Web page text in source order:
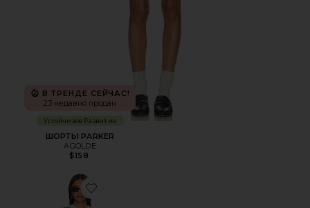
В ТРЕНДЕ СЕЙЧАС!
23 недавно продан
Устойчивое Развитие
ШОРТЫ PARKER
AGOLDE
$158
Favorite КОМБИНЕЗОН FREE PEOPLE LUCKY YOU